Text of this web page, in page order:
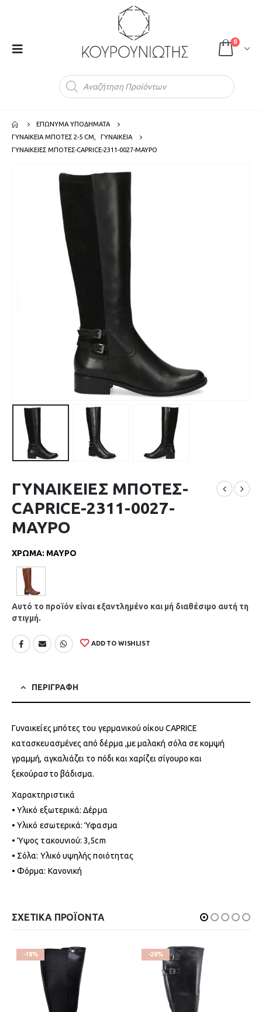
0
ΕΠΩΝΥΜΑ ΥΠΟΔΗΜΑΤΑ
ΓΥΝΑΙΚΕΙΑ ΜΠΟΤΕΣ 2-5 CM
ΓΥΝΑΙΚΕΙΑ
ΓΥΝΑΙΚΕΙΕΣ ΜΠΟΤΕΣ-CAPRICE-2311-0027-ΜΑΥΡΟ
ΓΥΝΑΙΚΕΙΕΣ ΜΠΟΤΕΣ-
CAPRICE-2311-0027-
ΜΑΥΡΟ
ΧΡΩΜΑ: ΜΑΥΡΟ
Αυτό το προϊόν είναι εξαντλημένο και μή διαθέσιμο αυτή τη
στιγμή.
ADD TO WISHLIST
ΠΕΡΙΓΡΑΦΗ
Γυναικείες μπότες του γερμανικού οίκου CAPRICE
κατασκευασμένες από δέρμα ,με μαλακή σόλα σε κομψή
γραμμή, αγκαλιάζει το πόδι και χαρίζει σίγουρο και
ξεκούραστο βάδισμα.
Χαρακτηριστικά
• Υλικό εξωτερικά: Δέρμα
• Υλικό εσωτερικά: Ύφασμα
• Ύψος τακουνιού: 3,5cm
• Σόλα: Υλικό υψηλής ποιότητας
• Φόρμα: Κανονική
ΣΧΕΤΙΚΑ ΠΡΟΪΟΝΤΑ
-18% -20%